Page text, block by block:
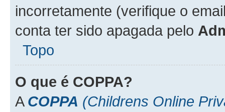
incorretamente (verifique o
conta ter sido apagada pelo
Topo
O que é COPPA?
A COPPA (Childrens Online